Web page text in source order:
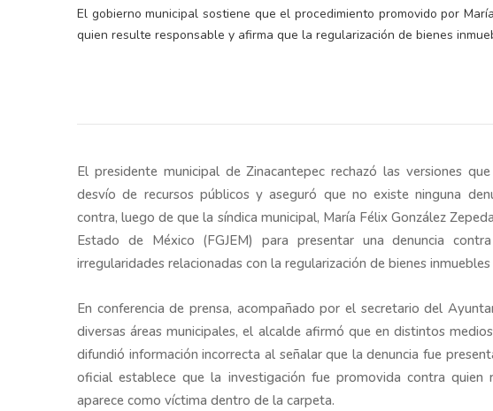
El gobierno municipal sostiene que el procedimiento promovido por
quien resulte responsable y afirma que la regularización de bienes
El presidente municipal de Zinacantepec rechazó las versiones
desvío de recursos públicos y aseguró que no existe ninguna
contra, luego de que la síndica municipal, María Félix González
Estado de México (FGJEM) para presentar una denuncia
irregularidades relacionadas con la regularización de bienes
En conferencia de prensa, acompañado por el secretario del
diversas áreas municipales, el alcalde afirmó que en distintos
difundió información incorrecta al señalar que la denuncia fue
oficial establece que la investigación fue promovida contra
aparece como víctima dentro de la carpeta.